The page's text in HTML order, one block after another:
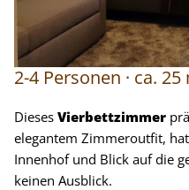
2-4 Personen ca. 25
Dieses Vierbettzimmer
elegantem Zimmeroutfit,
Innenhof und Blick auf die
keinen Ausblick.